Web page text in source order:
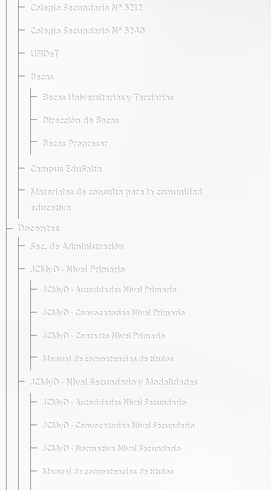
Colegio Secundario Nº 5212
Colegio Secundario Nº 5240
UFIDeT
Becas
Becas Universitarias y Terciarias
Dirección de Becas
Becas Progresar
Campus EduSalta
Materiales de consulta para la comunidad
educativa
Docentes
Sec. de Administración
JCMyD · Nivel Primario
JCMyD · Autoridades Nivel Primario
JCMyD · Convocatorias Nivel Primario
JCMyD · Contacto Nivel Primario
Manual de competencias de títulos
JCMyD · Nivel Secundario y Modalidades
JCMyD · Autoridades Nivel Secundario
JCMyD · Convocatorias Nivel Secundario
JCMyD · Normativa Nivel Secundario
Manual de competencias de títulos